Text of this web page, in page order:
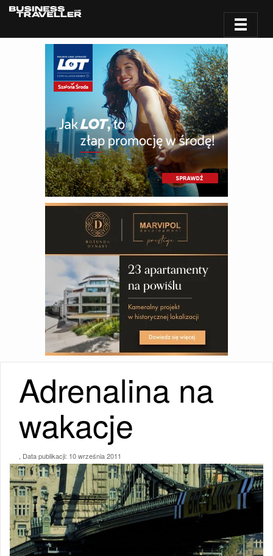
Adrenalina na
wakacje
, Data publikacji: 10 września 2011